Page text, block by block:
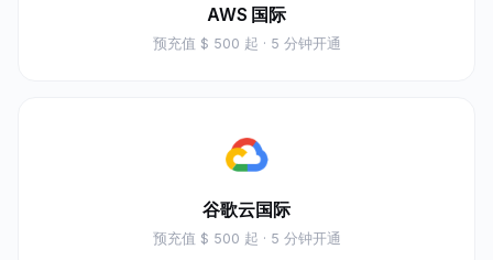
AWS 国际
预充值 $ 500 起 · 5 分钟开通
谷歌云国际
预充值 $ 500 起 · 5 分钟开通